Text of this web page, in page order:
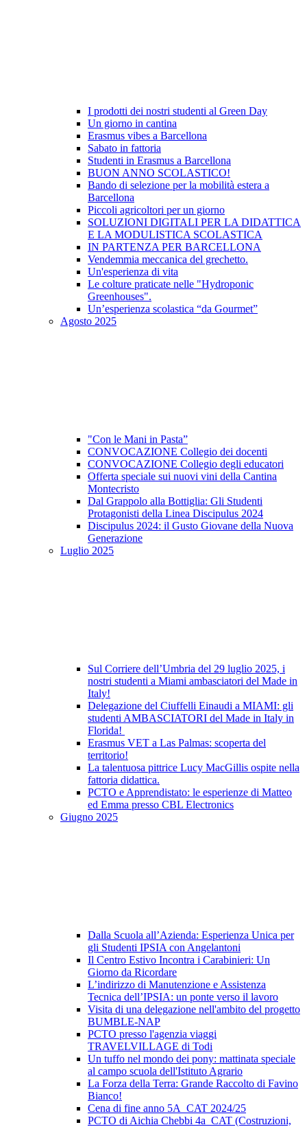
I prodotti dei nostri studenti al Green Day
Un giorno in cantina
Erasmus vibes a Barcellona
Sabato in fattoria
Studenti in Erasmus a Barcellona
BUON ANNO SCOLASTICO!
Bando di selezione per la mobilità estera a
Barcellona
Piccoli agricoltori per un giorno
SOLUZIONI DIGITALI PER LA DIDATTICA
E LA MODULISTICA SCOLASTICA
IN PARTENZA PER BARCELLONA
Vendemmia meccanica del grechetto.
Un'esperienza di vita
Le colture praticate nelle "Hydroponic
Greenhouses".
Un’esperienza scolastica “da Gourmet”
Agosto 2025
"Con le Mani in Pasta”
CONVOCAZIONE Collegio dei docenti
CONVOCAZIONE Collegio degli educatori
Offerta speciale sui nuovi vini della Cantina
Montecristo
Dal Grappolo alla Bottiglia: Gli Studenti
Protagonisti della Linea Discipulus 2024
Discipulus 2024: il Gusto Giovane della Nuova
Generazione
Luglio 2025
Sul Corriere dell’Umbria del 29 luglio 2025, i
nostri studenti a Miami ambasciatori del Made in
Italy!
Delegazione del Ciuffelli Einaudi a MIAMI: gli
studenti AMBASCIATORI del Made in Italy in
Florida!
Erasmus VET a Las Palmas: scoperta del
territorio!
La talentuosa pittrice Lucy MacGillis ospite nella
fattoria didattica.
PCTO e Apprendistato: le esperienze di Matteo
ed Emma presso CBL Electronics
Giugno 2025
Dalla Scuola all’Azienda: Esperienza Unica per
gli Studenti IPSIA con Angelantoni
Il Centro Estivo Incontra i Carabinieri: Un
Giorno da Ricordare
L’indirizzo di Manutenzione e Assistenza
Tecnica dell’IPSIA: un ponte verso il lavoro
Visita di una delegazione nell'ambito del progetto
BUMBLE-NAP
PCTO presso l'agenzia viaggi
TRAVELVILLAGE di Todi
Un tuffo nel mondo dei pony: mattinata speciale
al campo scuola dell'Istituto Agrario
La Forza della Terra: Grande Raccolto di Favino
Bianco!
Cena di fine anno 5A_CAT 2024/25
PCTO di Aichia Chebbi 4a_CAT (Costruzioni,